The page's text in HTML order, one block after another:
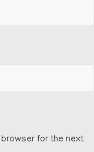
for the next